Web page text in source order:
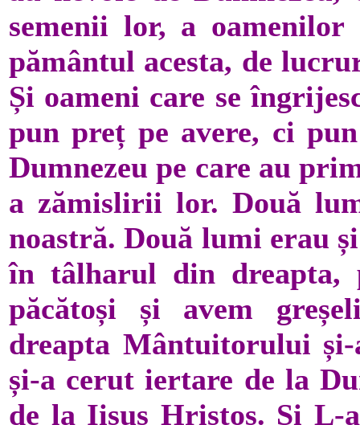
semenii lor, a
pământul acesta, de
Și oameni care se
pun preț pe avere, ci
Dumnezeu pe care au
a zămislirii lor. Două
noastră. Două lumi erau
în tâlharul din dreapta,
păcătoși și avem
dreapta Mântuitorului și-
și-a cerut iertare de la
de la Iisus Hristos. Și L-